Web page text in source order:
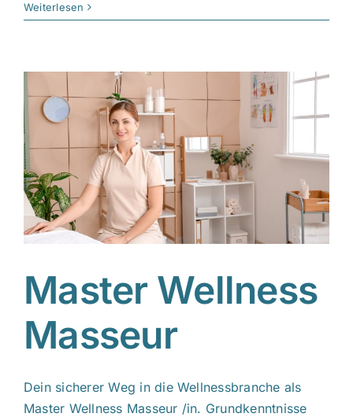
Weiterlesen
Master Wellness
Masseur
Dein sicherer Weg in die Wellnessbranche als
Master Wellness Masseur /in. Grundkenntnisse